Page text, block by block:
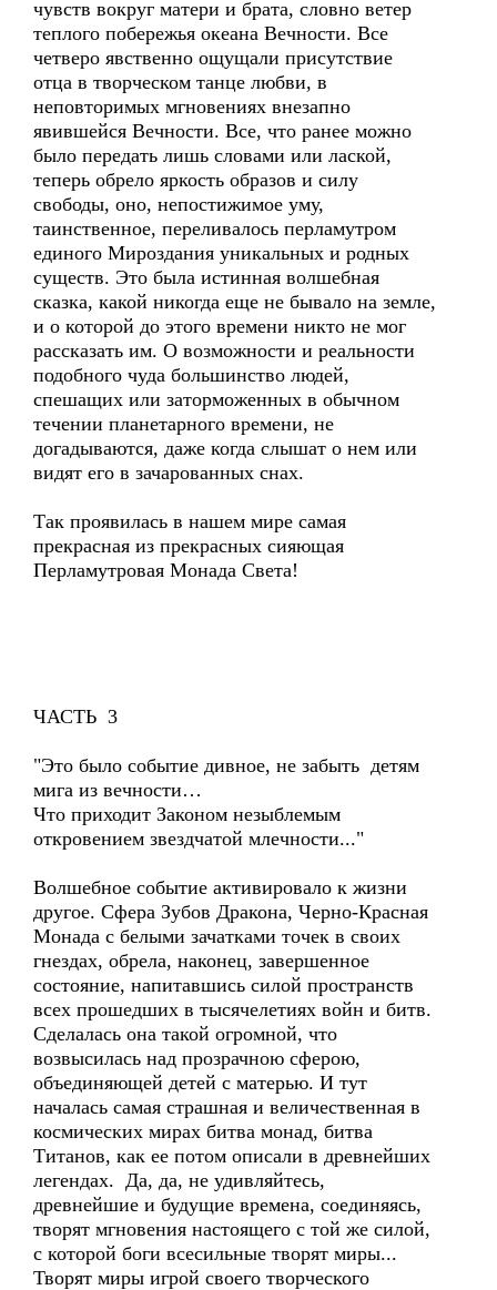
чувств вокруг матери и брата, словно ветер
теплого побережья океана Вечности. Все
четверо явственно ощущали присутствие
отца в творческом танце любви, в
неповторимых мгновениях внезапно
явившейся Вечности. Все, что ранее можно
было передать лишь словами или лаской,
теперь обрело яркость образов и силу
свободы, оно, непостижимое уму,
таинственное, переливалось перламутром
единого Мироздания уникальных и родных
существ. Это была истинная волшебная
сказка, какой никогда еще не бывало на земле,
и о которой до этого времени никто не мог
рассказать им. О возможности и реальности
подобного чуда большинство людей,
спешащих или заторможенных в обычном
течении планетарного времени, не
догадываются, даже когда слышат о нем или
видят его в зачарованных снах.
Так проявилась в нашем мире самая
прекрасная из прекрасных сияющая
Перламутровая Монада Света!
ЧАСТЬ 3
"Это было событие дивное, не забыть детям
мига из вечности…
Что приходит Законом незыблемым
откровением звездчатой млечности..."
Волшебное событие активировало к жизни
другое. Сфера Зубов Дракона, Черно-Красная
Монада с белыми зачатками точек в своих
гнездах, обрела, наконец, завершенное
состояние, напитавшись силой пространств
всех прошедших в тысячелетиях войн и битв.
Сделалась она такой огромной, что
возвысилась над прозрачною сферою,
объединяющей детей с матерью. И тут
началась самая страшная и величественная в
космических мирах битва монад, битва
Титанов, как ее потом описали в древнейших
легендах. Да, да, не удивляйтесь,
древнейшие и будущие времена, соединяясь,
творят мгновения настоящего с той же силой,
с которой боги всесильные творят миры...
Творят миры игрой своего творческого